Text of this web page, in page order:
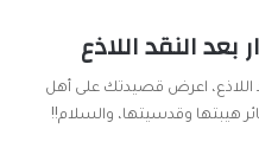
بعد النقد اللاذع
اللاذع، اعرض قصيدتك على أهل
هيبتها وقدسيتها، والسلام!!